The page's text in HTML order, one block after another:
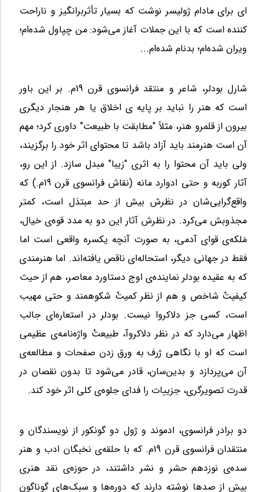
ای برای مادام ژولیسر نوشت که بسیار تأثربرانگیز و ناراحت
کننده است که با این جملات آغاز می‌شود: من چپاول شده‌ام؛
ویران شده‌ام؛ بدنام شده‌ام...
شارل بودلر، شاعر و منتقد فرانسوی قرن 19م. بر این باور
است که هنر را نباید بر پایه ی اخلاق یا هر هنجار دیگری
بیرون از قلمرو هنر، مثلاً "مطابقت با طبیعت" داوری کرد؛ مهم
آن است هنرمند باید آزاد باشد تا محتوای اثر خود را برگزیند،
ولی باید آن محتوا را به اثری "زیبا" مبدل سازد. از این رو،
آثار کوربه و حتی ادوارد مانه (نقاش فرانسوی قرن 19م.) که
واقع‌گرایی‌شان در نظرش بیش از حد مبتذل است، کمتر
مجذوبش می‌کرد. در نظرش آثار این دو به مدد قوه‌ی خیال،
مَلکه‌ی قوای آدمی، به صورت آنچه یکسره واقعی است اما
فقط در جهانی دیگر، استحاله‌ای ناقص یافته‌اند. اما هنرمندی
که به عقیده بودلر نماینده‌ی اوج دستاورد معاصر، هم از حیث
کیفیتْ شاخص و هم از نظر کمیتْ شکوهمند و حتی مهیب
است، کسی جز دلاکروا نیست. بودلر در استعاره‌ای جالب
اظهار می‌دارد که در نظر دلاکروآ، طبیعتْ واژه‌نامه‌ی عظیمی
است که او با نگاهی ژرف به ورق زدن صفحات و مطالعه‌ی
آن می‌پردازد و بدین‌سان، قادر می‌شود تا بدون نقصان در
قدرت تصویرگری، جزییات را فدای جلوه‌ی کلی اثر خود کند.
دو برادر فرانسوی، ادموند و ژول دو گونکور از نویسندگان و
منتقدان فرانسوی قرن 19م. که با حلقه‌ی نخبگان ادب و هنر
سده‌ی نوزدهم حشر و نشر داشتند، در حوزه‌ی نقد هنری
بیش از صدها نوشته دارند که دوره‌ها و سبک‌های گوناگون